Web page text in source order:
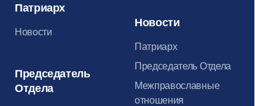
Патриарх
Новости
Председатель
Отдела
Новости
Патриарх
Председатель Отдела
Межправославные
отношения